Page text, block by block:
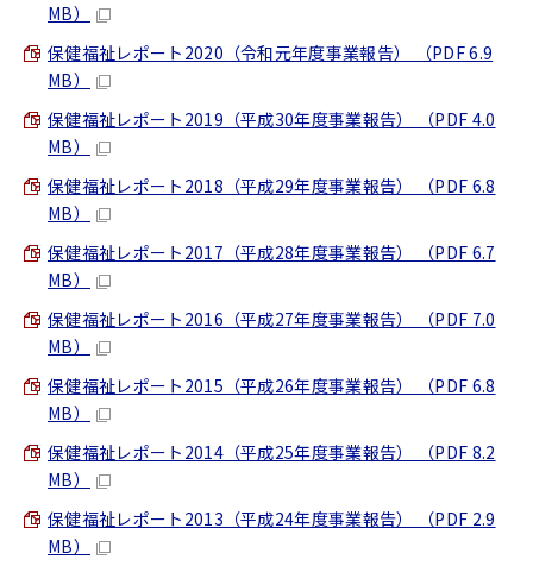
MB）
保健福祉レポート2020（令和元年度事業報告） （PDF 6.9
MB）
保健福祉レポート2019（平成30年度事業報告） （PDF 4.0
MB）
保健福祉レポート2018（平成29年度事業報告） （PDF 6.8
MB）
保健福祉レポート2017（平成28年度事業報告） （PDF 6.7
MB）
保健福祉レポート2016（平成27年度事業報告） （PDF 7.0
MB）
保健福祉レポート2015（平成26年度事業報告） （PDF 6.8
MB）
保健福祉レポート2014（平成25年度事業報告） （PDF 8.2
MB）
保健福祉レポート2013（平成24年度事業報告） （PDF 2.9
MB）